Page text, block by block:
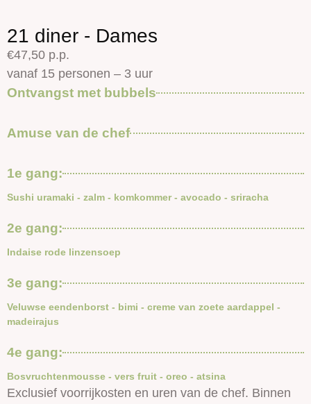
21 diner - Dames
€47,50 p.p.
vanaf 15 personen – 3 uur
Ontvangst met bubbels
Amuse van de chef
1e gang:
Sushi uramaki - zalm - komkommer - avocado - sriracha
2e gang:
Indaise rode linzensoep
3e gang:
Veluwse eendenborst - bimi - creme van zoete aardappel -
madeirajus
4e gang:
Bosvruchtenmousse - vers fruit - oreo - atsina
Exclusief voorrijkosten en uren van de chef. Binnen